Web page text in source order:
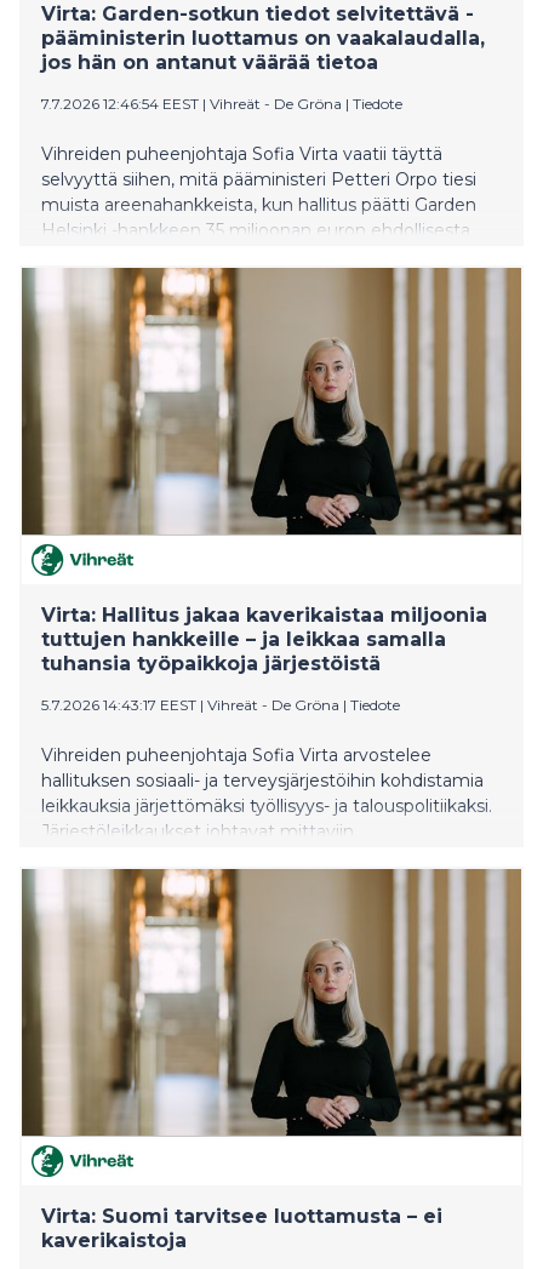
Virta: Garden-sotkun tiedot selvitettävä -
pääministerin luottamus on vaakalaudalla,
jos hän on antanut väärää tietoa
7.7.2026 12:46:54 EEST | Vihreät - De Gröna | Tiedote
Vihreiden puheenjohtaja Sofia Virta vaatii täyttä
selvyyttä siihen, mitä pääministeri Petteri Orpo tiesi
muista areenahankkeista, kun hallitus päätti Garden
Helsinki -hankkeen 35 miljoonan euron ehdollisesta
viipymättä eduskunnalle pääministerin ilmoituksen
Gardenin tukipäätöksestä ja siihen liittyvistä uusista
Virta: Hallitus jakaa kaverikaistaa miljoonia
tuttujen hankkeille – ja leikkaa samalla
tuhansia työpaikkoja järjestöistä
5.7.2026 14:43:17 EEST | Vihreät - De Gröna | Tiedote
Vihreiden puheenjohtaja Sofia Virta arvostelee
hallituksen sosiaali- ja terveysjärjestöihin kohdistamia
leikkauksia järjettömäksi työllisyys- ja talouspolitiikaksi.
Järjestöleikkaukset johtavat mittaviin
on historiallisen korkea työttömyys.
Virta: Suomi tarvitsee luottamusta – ei
kaverikaistoja